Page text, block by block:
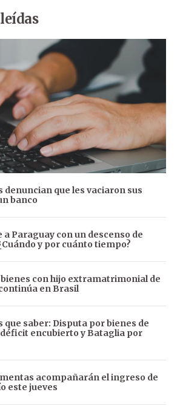
denuncian que les vaciaron sus
banco
a Paraguay con un descenso de
y por cuánto tiempo?
con hijo extramatrimonial de
en Brasil
que saber: Disputa por bienes de
encubierto y Bataglia por
acompañarán el ingreso de
este jueves